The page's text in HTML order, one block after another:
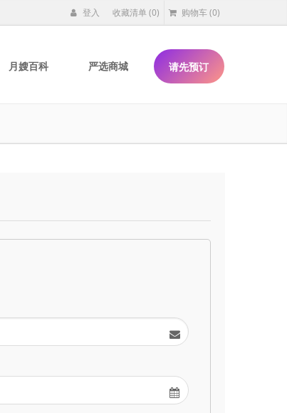
登入 收藏清单(0) 购物车(0)
月嫂百科 严选商城 请先预订